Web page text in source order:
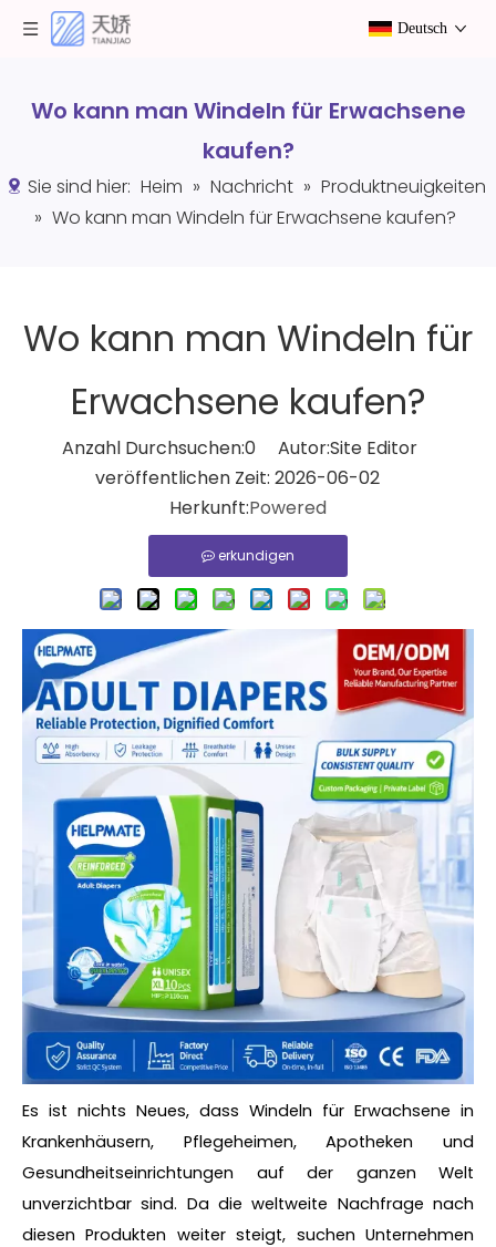
Deutsch
Wo kann man Windeln für Erwachsene
kaufen?
Sie sind hier: Heim » Nachricht » Produktneuigkeiten
» Wo kann man Windeln für Erwachsene kaufen?
Wo kann man Windeln für
Erwachsene kaufen?
Anzahl Durchsuchen:0Autor:Site Editor
veröffentlichen Zeit: 2026-06-02
Herkunft:Powered
erkundigen
Es ist nichts Neues, dass Windeln für Erwachsene in
Krankenhäusern, Pflegeheimen, Apotheken und
Gesundheitseinrichtungen auf der ganzen Welt
unverzichtbar sind. Da die weltweite Nachfrage nach
diesen Produkten weiter steigt, suchen Unternehmen